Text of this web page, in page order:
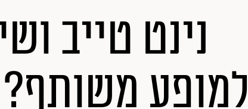
נינט טייב
למופע